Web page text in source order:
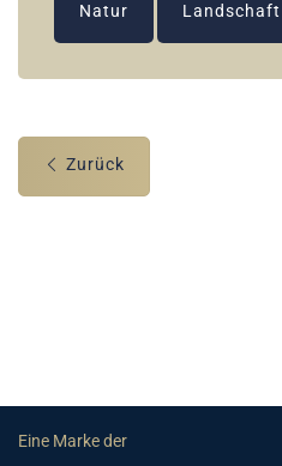
Natur Landschaft
Zurück
Eine Marke der